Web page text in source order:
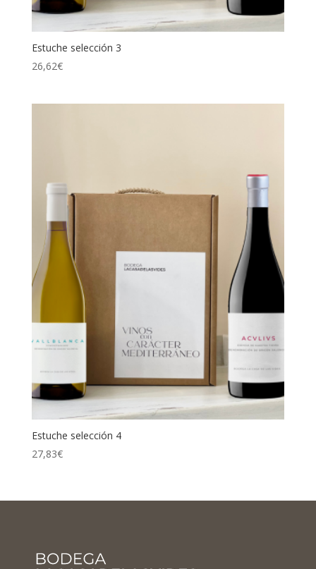
Estuche selección 3
26,62€
Estuche selección 4
27,83€